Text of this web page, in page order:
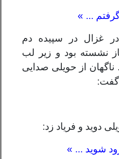
... »
غزال در سپیده دم
نشسته بود و زیر لب
از حویلی صدایی
دوید و فریاد زد:
شوید ... »